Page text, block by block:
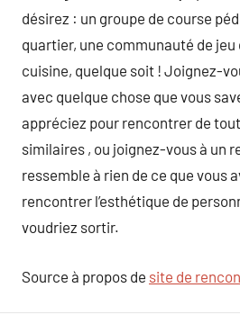
désirez : un groupe de course
quartier, une communauté de jeu
cuisine, quelque soit ! Joignez-
avec quelque chose que vous
appréciez pour rencontrer de
similaires , ou joignez-vous à un
ressemble à rien de ce que vous
rencontrer l’esthétique de
voudriez sortir.
Source à propos de site de